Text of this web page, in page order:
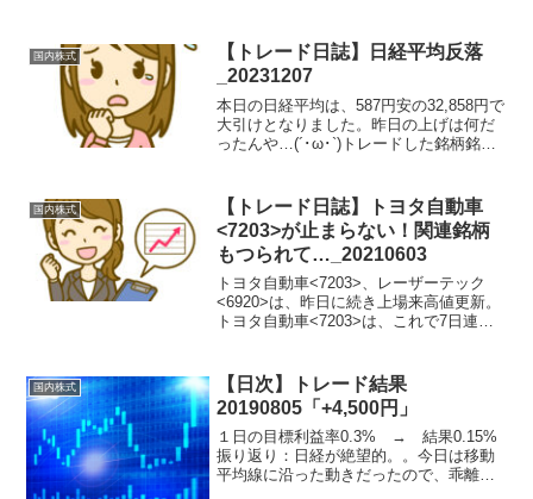
で、レーザーテック<6920>も一旦調整で
し...
国内株式
【トレード日誌】日経平均反落
_20231207
本日の日経平均は、587円安の32,858円で
大引けとなりました。昨日の上げは何だ
ったんや…(´･ω･`)トレードした銘柄銘柄
8750買建3207.0100...
国内株式
【トレード日誌】トヨタ自動車
<7203>が止まらない！関連銘柄
もつられて…_20210603
トヨタ自動車<7203>、レーザーテック
<6920>は、昨日に続き上場来高値更新。
トヨタ自動車<7203>は、これで7日連続
商 <8015>も上場来高値更新で、昨日...
国内株式
【日次】トレード結果
20190805「+4,500円」
１日の目標利益率0.3% → 結果0.15%
振り返り：日経が絶望的。。今日は移動
平均線に沿った動きだったので、乖離値